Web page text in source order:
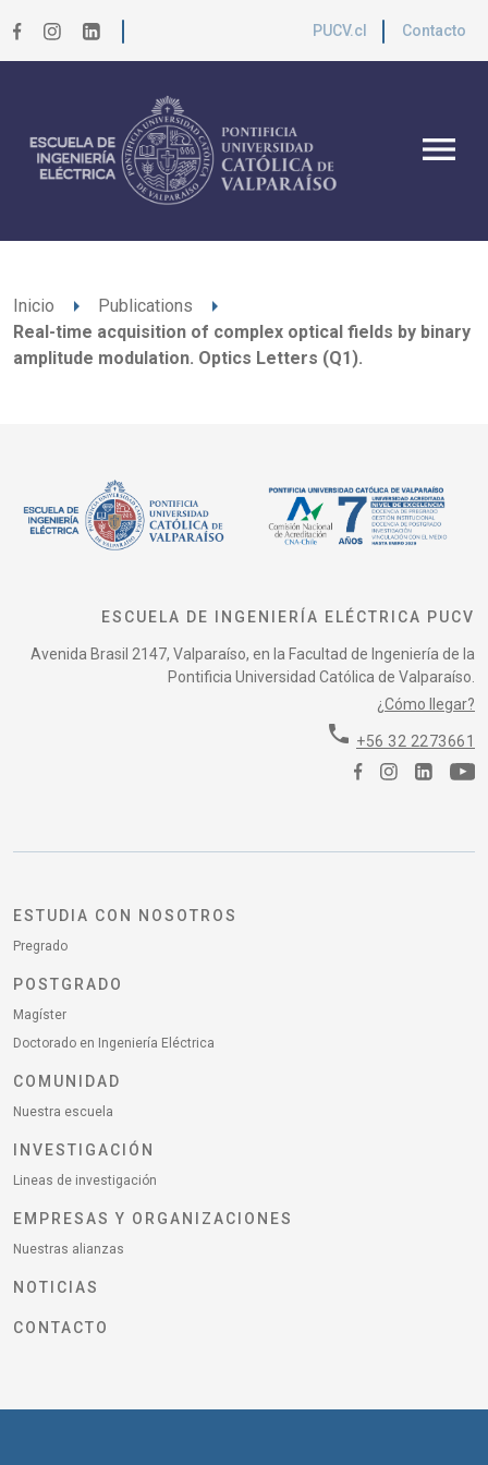
PUCV.cl Contacto
menu
Inicio arrow_right Publications arrow_right
Real-time acquisition of complex optical fields by binary
amplitude modulation. Optics Letters (Q1).
ESCUELA DE INGENIERÍA ELÉCTRICA PUCV
Avenida Brasil 2147, Valparaíso, en la Facultad de Ingeniería de la
Pontificia Universidad Católica de Valparaíso.
¿Cómo llegar?
phone +56 32 2273661
ESTUDIA CON NOSOTROS
Pregrado
POSTGRADO
Magíster
Doctorado en Ingeniería Eléctrica
COMUNIDAD
Nuestra escuela
INVESTIGACIÓN
Lineas de investigación
EMPRESAS Y ORGANIZACIONES
Nuestras alianzas
NOTICIAS
CONTACTO